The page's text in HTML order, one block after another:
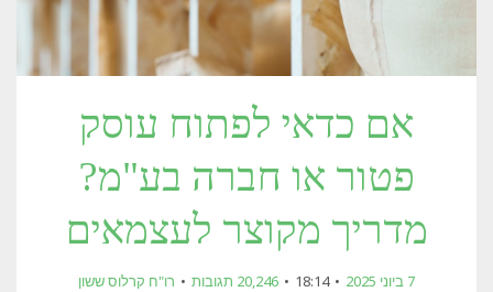
אם כדאי לפתוח עוסק
פטור או חברה בע"מ?
מדריך מקוצר לעצמאים
7 ביוני 2025 18:14 20,246 תגובות רו"ח קרלוס ששון